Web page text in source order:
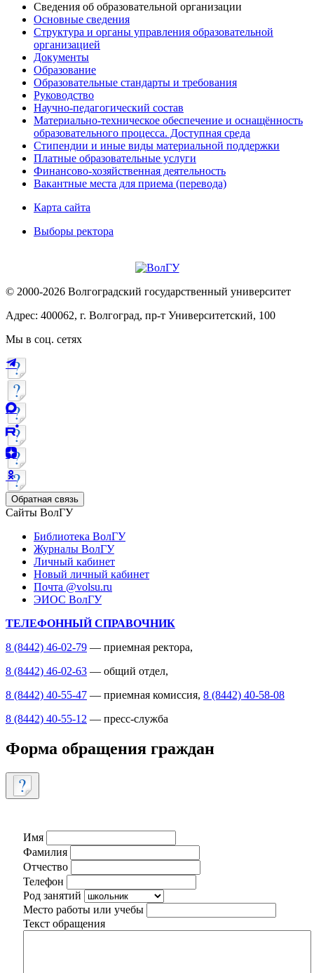
Сведения об образовательной организации
Основные сведения
Структура и органы управления образовательной
организацией
Документы
Образование
Образовательные стандарты и требования
Руководство
Научно-педагогический состав
Материально-техническое обеспечение и оснащённость
образовательного процесса. Доступная среда
Стипендии и иные виды материальной поддержки
Платные образовательные услуги
Финансово-хозяйственная деятельность
Вакантные места для приема (перевода)
Карта сайта
Выборы ректора
© 2000-2026 Волгоградский государственный университет
Адрес: 400062, г. Волгоград, пр-т Университетский, 100
Мы в соц. сетях
Обратная связь
Сайты ВолГУ
Библиотека ВолГУ
Журналы ВолГУ
Личный кабинет
Новый личный кабинет
Почта @volsu.ru
ЭИОС ВолГУ
ТЕЛЕФОННЫЙ СПРАВОЧНИК
8 (8442) 46-02-79 — приемная ректора,
8 (8442) 46-02-63 — общий отдел,
8 (8442) 40-55-47 — приемная комиссия, 8 (8442) 40-58-08
8 (8442) 40-55-12 — пресс-служба
Форма обращения граждан
Имя
Фамилия
Отчество
Телефон
Род занятий
Место работы или учебы
Текст обращения